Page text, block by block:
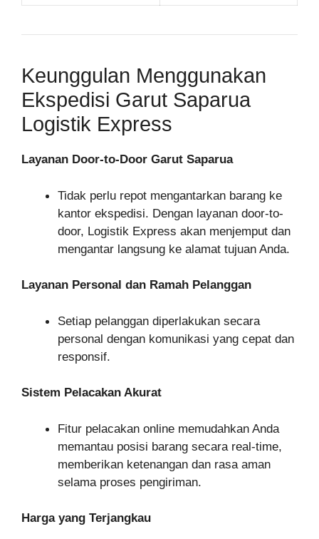
Keunggulan Menggunakan
Ekspedisi Garut Saparua
Logistik Express
Layanan Door-to-Door Garut Saparua
Tidak perlu repot mengantarkan barang ke
kantor ekspedisi. Dengan layanan door-to-
door, Logistik Express akan menjemput dan
mengantar langsung ke alamat tujuan Anda.
Layanan Personal dan Ramah Pelanggan
Setiap pelanggan diperlakukan secara
personal dengan komunikasi yang cepat dan
responsif.
Sistem Pelacakan Akurat
Fitur pelacakan online memudahkan Anda
memantau posisi barang secara real-time,
memberikan ketenangan dan rasa aman
selama proses pengiriman.
Harga yang Terjangkau